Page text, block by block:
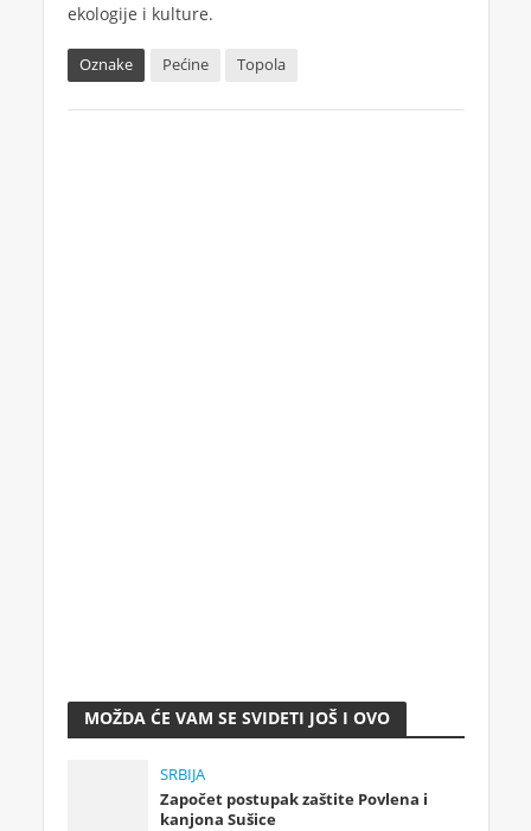
ekologije i kulture.
Oznake Pećine Topola
MOŽDA ĆE VAM SE SVIDETI JOŠ I OVO
SRBIJA
Započet postupak zaštite Povlena i
kanjona Sušice